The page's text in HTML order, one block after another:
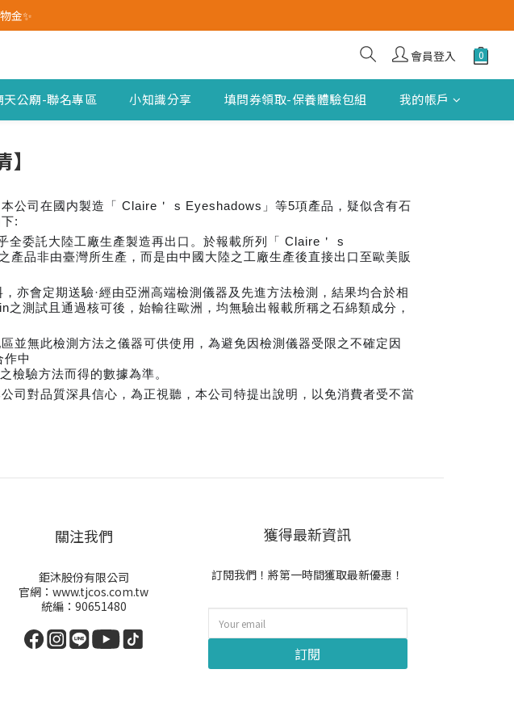
運費(活動至8/10)
金✨
運費(活動至8/10)
會員登入
天公廟-聯名專區 小知識分享 填問券領取-保養體驗包組 我的帳戶
公司在國内製造「 Claire＇ s Eyeshadows」等5項產品，疑似含有石
:
全委託大陸工廠生產製造再出口。於報載所列「 Claire＇ s
品非由臺灣所生產，而是由中國大陸之工廠生產後直接出口至歐美販
亦會定期送驗·經由亞洲高端檢測儀器及先進方法檢測，結果均合於相
測試且通過核可後，始輸往歐洲，均無驗出報載所稱之石綿類成分，
並無此檢測方法之儀器可供使用，為避免因檢測儀器受限之不確定因
中
檢驗方法而得的數據為準。
司對品質深具信心，為正視聽，本公司特提出說明，以免消費者受不當
關注我們
鉅沐股份有限公司
官網：www.tjcos.com.tw
統編：90651480
獲得最新資訊
訂閱我們！將第一時間獲取最新優惠！
訂閱